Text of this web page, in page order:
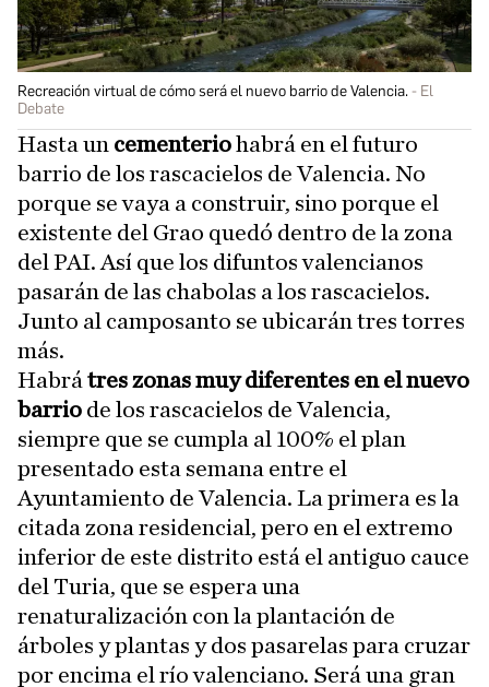
Recreación virtual de cómo será el nuevo barrio de Valencia.
El
Debate
Hasta un cementeriohabrá en el futuro
barrio de los rascacielos de Valencia. No
porque se vaya a construir, sino porque el
existente del Grao quedó dentro de la zona
del PAI. Así que los difuntos valencianos
pasarán de las chabolas a los rascacielos.
Junto al camposanto se ubicarán tres torres
más.
Habrá tres zonas muy diferentes en el nuevo
barrio de los rascacielos de Valencia,
siempre que se cumpla al 100% el plan
presentado esta semana entre el
Ayuntamiento de Valencia. La primera es la
citada zona residencial, pero en el extremo
inferior de este distrito está el antiguo cauce
del Turia, que se espera una
renaturalización con la plantación de
árboles y plantas y dos pasarelas para cruzar
por encima el río valenciano. Será una gran